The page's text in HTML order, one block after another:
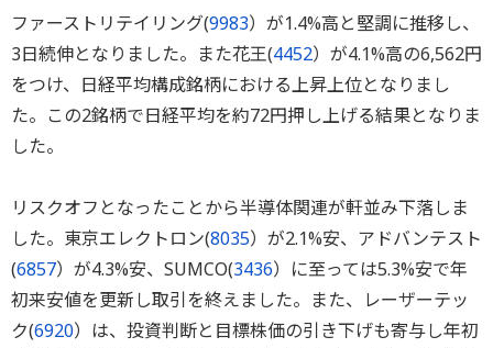
ファーストリテイリング(9983）が1.4%高と堅調に推移し、
3日続伸となりました。また花王(4452）が4.1%高の6,562円
をつけ、日経平均構成銘柄における上昇上位となりまし
た。この2銘柄で日経平均を約72円押し上げる結果となりま
した。
リスクオフとなったことから半導体関連が軒並み下落しま
した。東京エレクトロン(8035）が2.1%安、アドバンテスト
(6857）が4.3%安、SUMCO(3436）に至っては5.3%安で年
初来安値を更新し取引を終えました。また、レーザーテッ
ク(6920）は、投資判断と目標株価の引き下げも寄与し年初